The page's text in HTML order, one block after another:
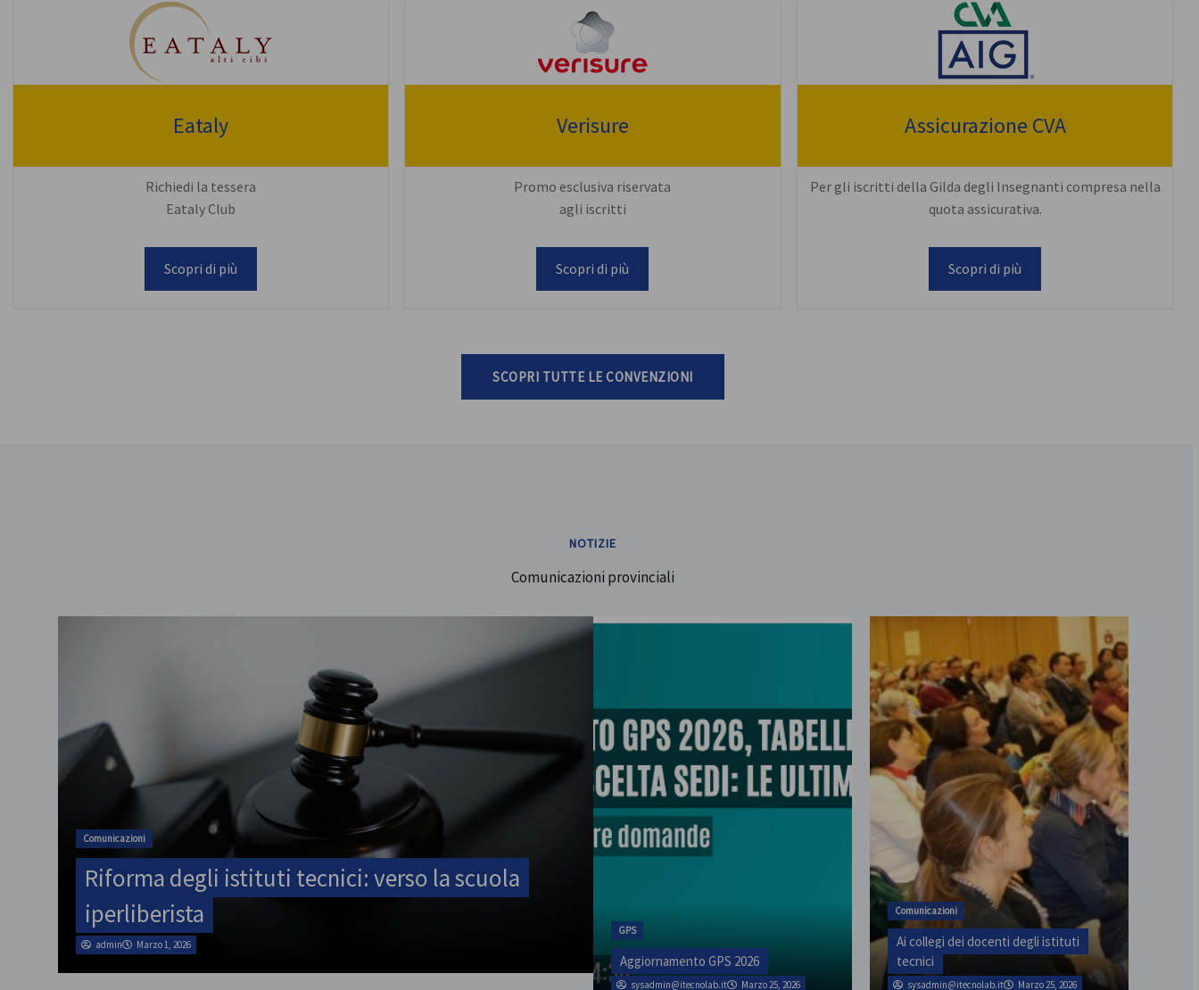
Eataly
Richiedi la tessera
Eataly Club
Scopri di più
Verisure
Promo esclusiva riservata
agli iscritti
Scopri di più
Assicurazione CVA
Per gli iscritti della Gilda degli Insegnanti compresa nella
quota assicurativa.
Scopri di più
SCOPRI TUTTE LE CONVENZIONI
NOTIZIE
Comunicazioni provinciali
Comunicazioni
Riforma degli istituti tecnici: verso la scuola
iperliberista
admin Marzo 1, 2026
SINATAS Venezia, assemblea provinciale il 31
admin
GPS
Aggiornamento GPS 2026
sysadmin@itecnolab.it Marzo 25, 2026
Comunicazioni
Ai collegi dei docenti degli istituti
tecnici
sysadmin@itecnolab.it Marzo 25, 2026